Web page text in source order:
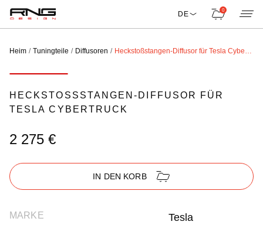
DE 0
Heim Tuningteile Diffusoren Heckstoßstangen-Diffusor für Tesla Cybertruck
HECKSTOSSSTANGEN-DIFFUSOR FÜR T
ESLA CYBERTRUCK
2 275 €
IN DEN KORB
MARKE Tesla